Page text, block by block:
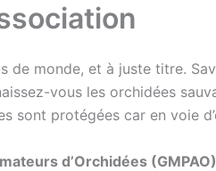
de monde, et à juste titre.
vous les orchidées
sont protégées car en voie
d’Orchidées